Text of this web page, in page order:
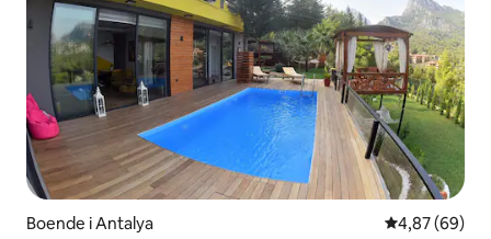
Boende i Antalya 4,87 av 5 i
4,87 (69)